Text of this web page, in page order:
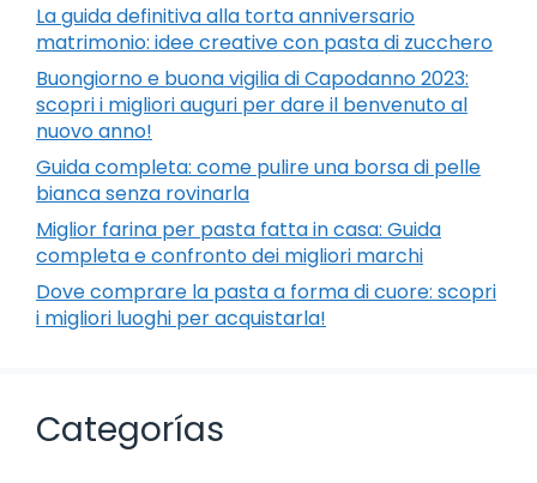
La guida definitiva alla torta anniversario
matrimonio: idee creative con pasta di zucchero
Buongiorno e buona vigilia di Capodanno 2023:
scopri i migliori auguri per dare il benvenuto al
nuovo anno!
Guida completa: come pulire una borsa di pelle
bianca senza rovinarla
Miglior farina per pasta fatta in casa: Guida
completa e confronto dei migliori marchi
Dove comprare la pasta a forma di cuore: scopri
i migliori luoghi per acquistarla!
Categorías